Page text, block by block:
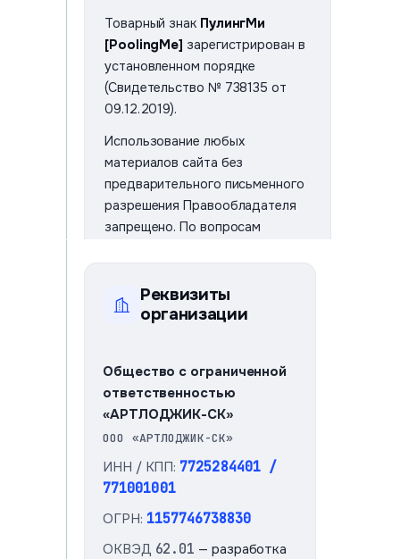
Товарный знак ПулингМи
[PoolingMe] зарегистрирован в
установленном порядке
(Свидетельство № 738135 от
09.12.2019).
Использование любых
материалов сайта без
предварительного письменного
разрешения Правообладателя
запрещено. По вопросам
sales@artlogics.me
Реквизиты
организации
Общество с ограниченной
ответственностью
«АРТЛОДЖИК-СК»
ООО «АРТЛОДЖИК-СК»
ИНН / КПП: 7725284401 /
771001001
ОГРН: 1157746738830
ОКВЭД 62.01 — разработка